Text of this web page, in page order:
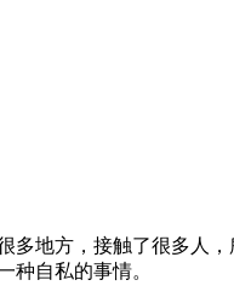
地方，接触了很多人
种自私的事情。